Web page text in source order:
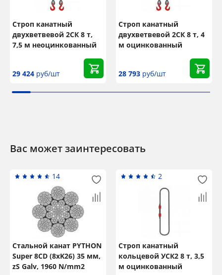
Строп канатный
двухветвевой 2СК 8 т,
7,5 м неоцинкованный
29 424 руб/шт
Строп канатный
двухветвевой 2СК 8 т, 4
м оцинкованный
28 793 руб/шт
Вас может заинтересовать
14
Стальной канат PYTHON
Super 8CD (8xK26) 35 мм,
zS Galv, 1960 N/mm2
2
Строп канатный
кольцевой УСК2 8 т, 3,5
м оцинкованный